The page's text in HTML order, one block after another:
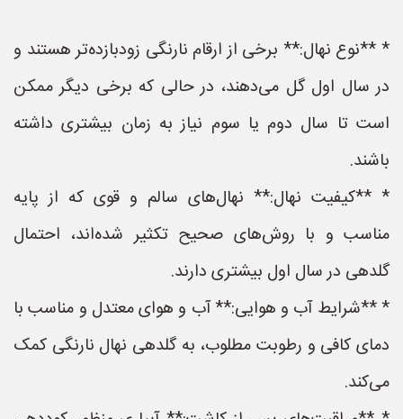
* **نوع نهال:** برخی از ارقام نارنگی زودبازده‌تر هستند و
در سال اول گل می‌دهند، در حالی که برخی دیگر ممکن
است تا سال دوم یا سوم نیاز به زمان بیشتری داشته
باشند.
* **کیفیت نهال:** نهال‌های سالم و قوی که از پایه
مناسب و با روش‌های صحیح تکثیر شده‌اند، احتمال
گلدهی در سال اول بیشتری دارند.
* **شرایط آب و هوایی:** آب و هوای معتدل و مناسب با
دمای کافی و رطوبت مطلوب، به گلدهی نهال نارنگی کمک
می‌کند.